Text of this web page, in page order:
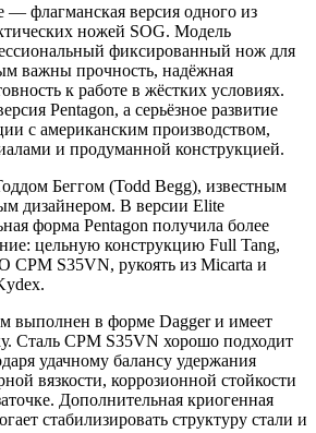
— флагманская версия одного из
ножей SOG. Модель
фиксированный нож для
важны прочность, надёжная
к работе в жёстких условиях.
Pentagon, а серьёзное развитие
с американским производством,
и продуманной конструкцией.
Беггом (Todd Begg), известным
дизайнером. В версии Elite
форма Pentagon получила более
цельную конструкцию Full Tang,
CPM S35VN, рукоять из Micarta и
выполнен в форме Dagger и имеет
Сталь CPM S35VN хорошо подходит
удачному балансу удержания
вязкости, коррозионной стойкости
Дополнительная криогенная
стабилизировать структуру стали и